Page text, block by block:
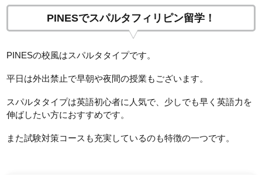
PINESでスパルタフィリピン留学！
PINESの校風はスパルタタイプです。
平日は外出禁止で早朝や夜間の授業もございます。
スパルタタイプは英語初心者に人気で、少しでも早く英語力を
伸ばしたい方におすすめです。
また試験対策コースも充実しているのも特徴の一つです。